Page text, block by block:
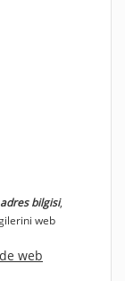
adres bilgisi,
web
web